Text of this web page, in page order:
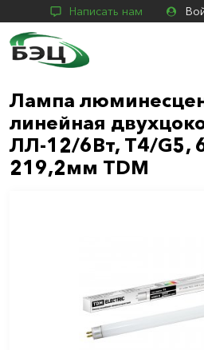
Написать нам
Лампа
линейная
ЛЛ-12/6Вт, Т4/G5,
219,2мм TDM